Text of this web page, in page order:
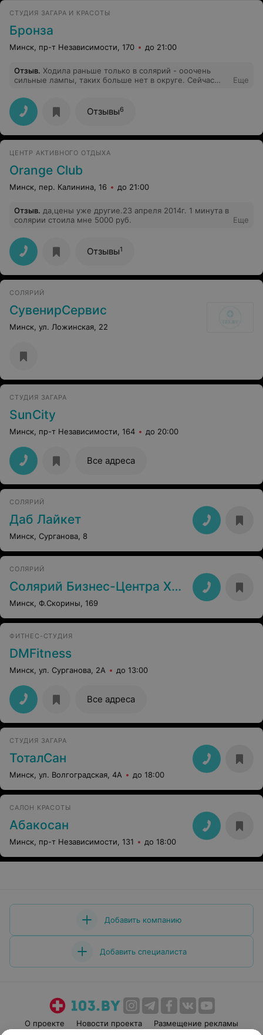
СТУДИЯ ЗАГАРА И КРАСОТЫ
Бронза
Минск, пр-т Независимости, 170 до 21:00
Отзыв. Ходила раньше только в солярий - ооочень
сильные лампы, таких больше нет в округе. Сейчас
спасибо) и антицеллюлитный массаж. Комфортно,
уютно, профессионально. Спасибо всем мастерам!
Еще
Отзывы6
ЦЕНТР АКТИВНОГО ОТДЫХА
Orange Club
Минск, пер. Калинина, 16 до 21:00
Отзыв. да,цены уже другие.23 апреля 2014г. 1 минута в
солярии стоила мне 5000 руб.
Еще
Отзывы1
СОЛЯРИЙ
СувенирСервис
Минск, ул. Ложинская, 22
СТУДИЯ ЗАГАРА
SunCity
Минск, пр-т Независимости, 164 до 20:00
Все адреса
СОЛЯРИЙ
Даб Лайкет
Минск, Сурганова, 8
СОЛЯРИЙ
Солярий Бизнес-Центра XXI век
Минск, Ф.Скорины, 169
ФИТНЕС-СТУДИЯ
DMFitness
Минск, ул. Сурганова, 2А до 13:00
Все адреса
СТУДИЯ ЗАГАРА
ТоталСан
Минск, ул. Волгоградская, 4А до 18:00
САЛОН КРАСОТЫ
Абакосан
Минск, пр-т Независимости, 131 до 18:00
Добавить компанию
Добавить специалиста
О проекте Новости проекта Размещение рекламы